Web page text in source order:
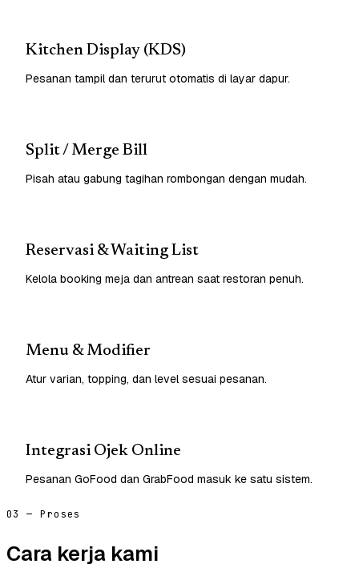
Kitchen Display (KDS)
Pesanan tampil dan terurut otomatis di layar dapur.
Split / Merge Bill
Pisah atau gabung tagihan rombongan dengan mudah.
Reservasi & Waiting List
Kelola booking meja dan antrean saat restoran penuh.
Menu & Modifier
Atur varian, topping, dan level sesuai pesanan.
Integrasi Ojek Online
Pesanan GoFood dan GrabFood masuk ke satu sistem.
03 — Proses
Cara kerja kami